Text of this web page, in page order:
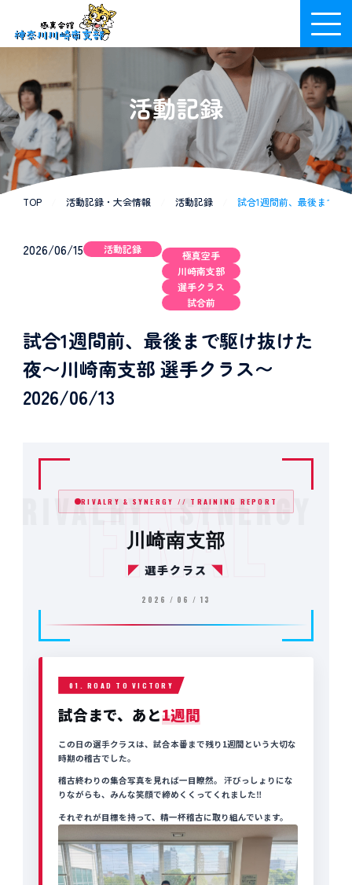
活動記録
TOP 活動記録・大会情報 活動記録 試合1週間前、最後まで駆
2026/06/15 活動記録
極真空手
川崎南支部
選手クラス
試合前
試合1週間前、最後まで駆け抜けた
夜〜川崎南支部 選手クラス〜
2026/06/13
SYNERGY
RIVALRY & SYNERGY // TRAINING REPORT
FINAL
川崎南支部
◤ 選手クラス◥
2026 / 06 / 13
01. ROAD TO VICTORY
試合まで、あと1週間
この日の選手クラスは、試合本番まで残り1週間という大切な
時期の稽古でした。
稽古終わりの集合写真を見れば一目瞭然。 汗びっしょりにな
りながらも、みんな笑顔で締めくくってくれました‼️
それぞれが目標を持って、精一杯稽古に取り組んでいます。